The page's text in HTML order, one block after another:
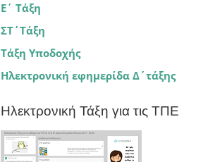
Ε΄ Τάξη
ΣΤ΄Τάξη
Τάξη Υποδοχής
Ηλεκτρονική εφημερίδα Δ΄τάξης
Ηλεκτρονική Τάξη για τις ΤΠΕ